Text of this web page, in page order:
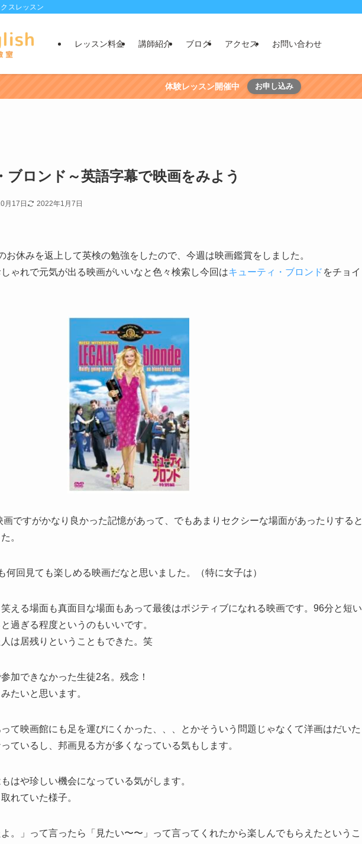
スレッスン
レッスン料金 講師紹介 ブログ アクセス お問い合わせ
体験レッスン開催中 お申し込み
ブロンド～英語字幕で映画をみよう
月17日 2022年1月7日
お休みを返上して英検の勉強をしたので、今週は映画鑑賞をしました。
ゃれで元気が出る映画がいいなと色々検索し今回はキューティ・ブロンド をチョイ
ですがかなり良かった記憶があって、でもあまりセクシーな場面があったりすると
。
何回見ても楽しめる映画だなと思いました。（特に女子は）
える場面も真面目な場面もあって最後はポジティブになれる映画です。96分と短い
過ぎる程度というのもいいです。
は居残りということもできた。笑
加できなかった生徒2名。残念！
たいと思います。
て映画館にも足を運びにくかった、、、とかそういう問題じゃなくて洋画はだいた
ているし、邦画見る方が多くなっている気もします。
はや珍しい機会になっている気がします。
れていた様子。
よ。」って言ったら「見たい〜〜」って言ってくれたから楽しんでもらえたというこ